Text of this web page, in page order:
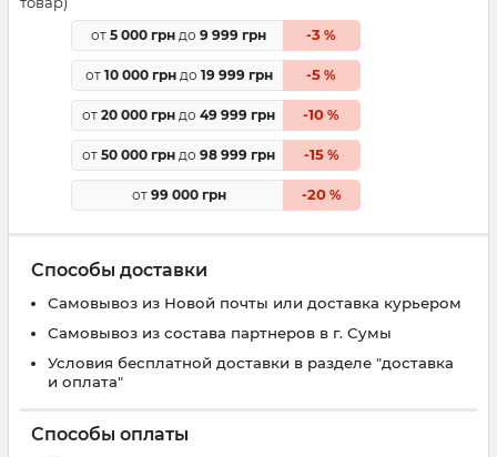
от 5 000 грн до 9 999 грн -3 %
от 10 000 грндо 19 999 грн -5 %
от 20 000 грн до 49 999 грн -10 %
от 50 000 грн до 98 999 грн -15%
от 99 000 грн -20%
Способы доставки
Самовывоз из Новой почты или доставка курьером
Самовывоз из состава партнеров в г. Сумы
Условия бесплатной доставки в разделе "доставка
и оплата"
Способы оплаты